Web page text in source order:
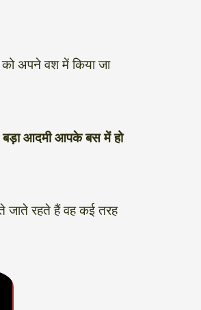
अपने वश में किया जा
बड़ा आदमी आपके बस में हो
जाते रहते हैं वह कई तरह